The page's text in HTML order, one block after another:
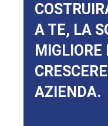
A TE, LA
MIGLIORE
AZIENDA.